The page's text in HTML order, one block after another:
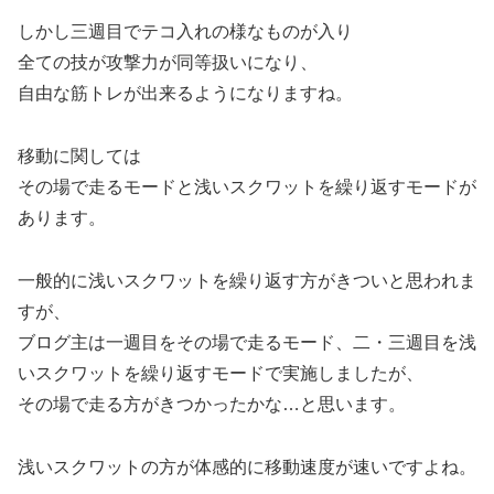
しかし三週目でテコ入れの様なものが入り
全ての技が攻撃力が同等扱いになり、
自由な筋トレが出来るようになりますね。
移動に関しては
その場で走るモードと浅いスクワットを繰り返すモードが
あります。
一般的に浅いスクワットを繰り返す方がきついと思われま
すが、
ブログ主は一週目をその場で走るモード、二・三週目を浅
いスクワットを繰り返すモードで実施しましたが、
その場で走る方がきつかったかな…と思います。
浅いスクワットの方が体感的に移動速度が速いですよね。